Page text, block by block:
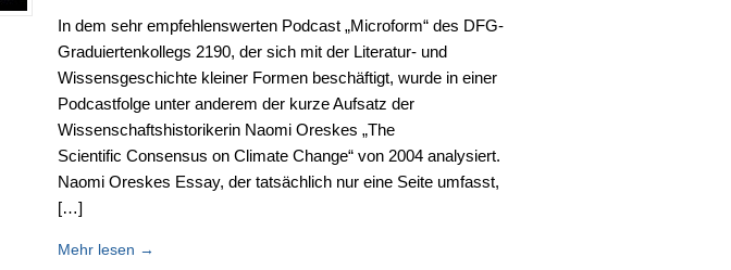
In dem sehr empfehlenswerten Podcast „Microform“ des DFG-
Graduiertenkollegs 2190, der sich mit der Literatur- und
Wissensgeschichte kleiner Formen beschäftigt, wurde in einer
Podcastfolge unter anderem der kurze Aufsatz der
Wissenschaftshistorikerin Naomi Oreskes „The
Scientific Consensus on Climate Change“ von 2004 analysiert.
Naomi Oreskes Essay, der tatsächlich nur eine Seite umfasst,
[…]
Mehr lesen →